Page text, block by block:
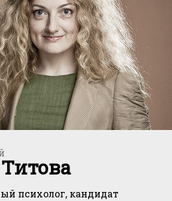
психолог, кандидат